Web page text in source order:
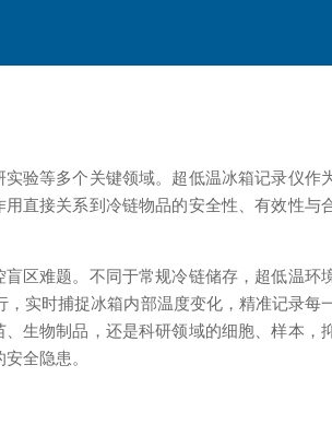
验等多个关键领域。超低温冰箱记录仪作
直接关系到冷链物品的安全性、有效性与
区难题。不同于常规冷链储存，超低温环
实时捕捉冰箱内部温度变化，精准记录每
生物制品，还是科研领域的细胞、样本，
全隐患。